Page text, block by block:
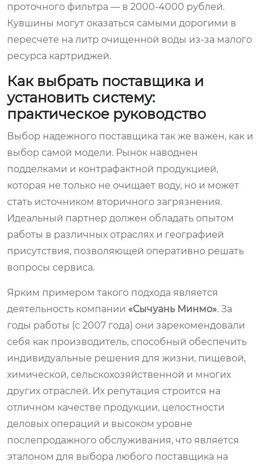
проточного фильтра — в 2000-4000 рублей.
Кувшины могут оказаться самыми дорогими в
пересчете на литр очищенной воды из-за малого
ресурса картриджей.
Как выбрать поставщика и
установить систему:
практическое руководство
Выбор надежного поставщика так же важен, как и
выбор самой модели. Рынок наводнен
подделками и контрафактной продукцией,
которая не только не очищает воду, но и может
стать источником вторичного загрязнения.
Идеальный партнер должен обладать опытом
работы в различных отраслях и географией
присутствия, позволяющей оперативно решать
вопросы сервиса.
Ярким примером такого подхода является
деятельность компании «Сычуань Минмо». За
годы работы (с 2007 года) они зарекомендовали
себя как производитель, способный обеспечить
индивидуальные решения для жизни, пищевой,
химической, сельскохозяйственной и многих
других отраслей. Их репутация строится на
отличном качестве продукции, целостности
деловых операций и высоком уровне
послепродажного обслуживания, что является
эталоном для выбора любого поставщика на